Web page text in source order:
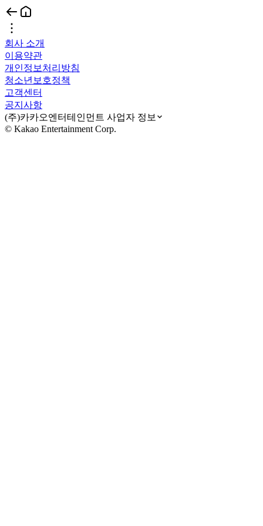
회사 소개
이용약관
개인정보처리방침
청소년보호정책
고객센터
공지사항
(주)카카오엔터테인먼트 사업자 정보
© Kakao Entertainment Corp.